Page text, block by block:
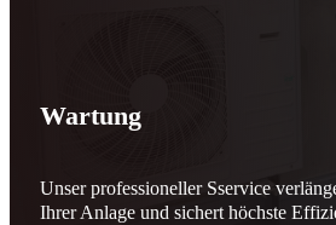
Wartung
Unser professioneller Sservice
Ihrer Anlage und sichert höchste